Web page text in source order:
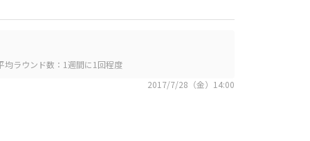
均ラウンド数：1週間に1回程度
2017/7/28（金）14:00